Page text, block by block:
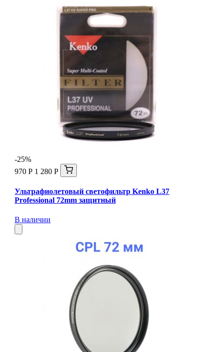
-25%
970 Р 1 280 Р
Ультрафиолетовый светофильтр Kenko L37
Professional 72mm защитный
В наличии